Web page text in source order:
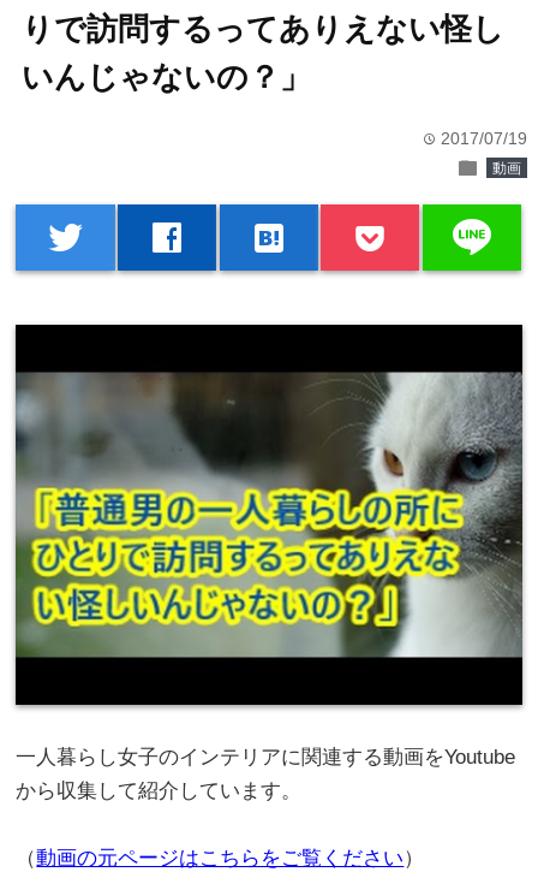
りで訪問するってありえない怪し
いんじゃないの？」
time 2017/07/19
folder 動画
twitter facebook hatenabookmark line
一人暮らし女子のインテリアに関連する動画をYoutube
から収集して紹介しています。
（動画の元ページはこちらをご覧ください）